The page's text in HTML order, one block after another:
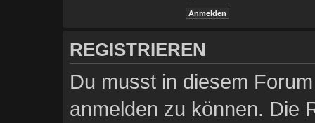
REGISTRIEREN
Du musst in diesem
anmelden zu können. Die